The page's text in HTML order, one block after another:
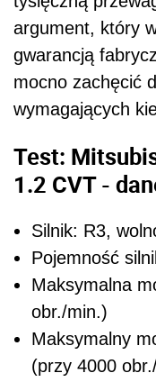
argument, który
gwarancją
mocno zachęcić
wymagających
Test:
1.2 CVT -
Silnik: R3,
Pojemność
Maksymalna
obr./min.)
Maksymalny
(przy 4000